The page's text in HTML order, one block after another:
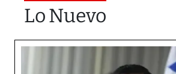
Lo Nuevo